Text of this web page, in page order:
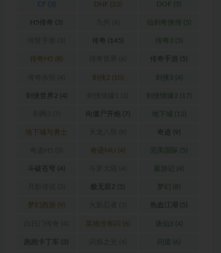
CF (3) DNF (22) DOF (5)
H5传奇 (3) 仙剑奇侠传 (5)
传奇 (145) 传奇3 (5)
传奇H5 (8) 传奇手游 (5)
剑侠2 (10) 剑侠3 (4)
剑侠世界2 (4) 剑侠情缘2 (17)
向僵尸开炮 (7) 地下城 (12)
地下城与勇士 奇迹 (9)
奇迹MU (4) 完美国际 (5)
斗破苍穹 (4) 最游记 (4)
极无双2 (5) 梦幻 (8)
梦幻西游 (9) 热血江湖 (5)
英雄没有闪 (6) 诛仙3 (4)
跑跑卡丁车 (3) 问道 (6)